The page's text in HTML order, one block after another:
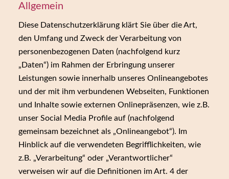
Allgemein
Diese Datenschutzerklärung klärt Sie über die Art,
den Umfang und Zweck der Verarbeitung von
personenbezogenen Daten (nachfolgend kurz
„Daten“) im Rahmen der Erbringung unserer
Leistungen sowie innerhalb unseres Onlineangebotes
und der mit ihm verbundenen Webseiten, Funktionen
und Inhalte sowie externen Onlinepräsenzen, wie z.B.
unser Social Media Profile auf (nachfolgend
gemeinsam bezeichnet als „Onlineangebot“). Im
Hinblick auf die verwendeten Begrifflichkeiten, wie
z.B. „Verarbeitung“ oder „Verantwortlicher“
verweisen wir auf die Definitionen im Art. 4 der